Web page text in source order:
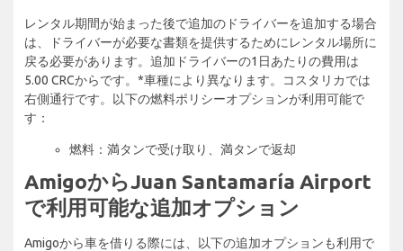
レンタル期間が始まった後で追加のドライバーを追加する場合
は、ドライバーが必要な書類を提供するためにレンタル場所に
戻る必要があります。追加ドライバーの1日あたりの費用は
5.00 CRCからです。*車種により異なります。コスタリカでは
右側通行です。以下の燃料ポリシーオプションが利用可能で
す：
燃料：満タンで受け取り、満タンで返却
AmigoからJuan Santamaría Airport
で利用可能な追加オプション
Amigoから車を借りる際には、以下の追加オプションも利用で